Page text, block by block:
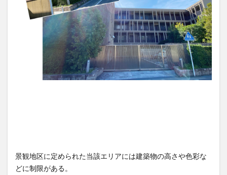
景観地区に定められた当該エリアには建築物の高さや色彩な
どに制限がある。